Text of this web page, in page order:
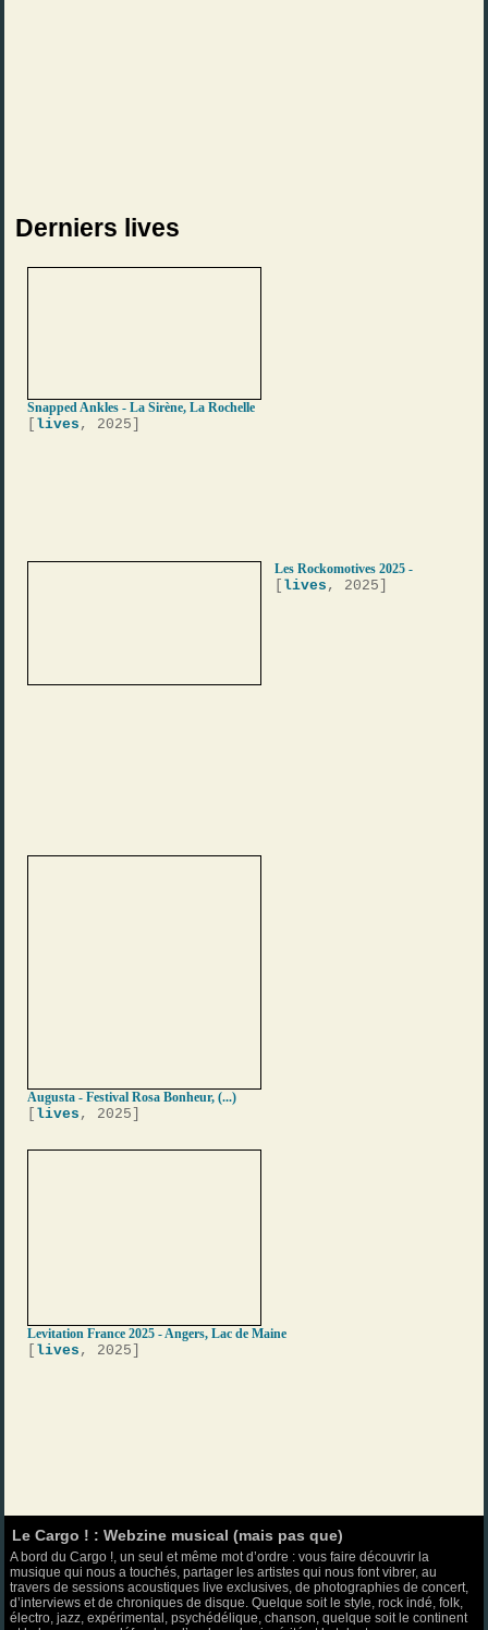
Derniers lives
Snapped Ankles - La Sirène, La Rochelle
lives , 2025]
Les Rockomotives 2025 -
lives , 2025]
Augusta - Festival Rosa Bonheur, (...)
lives , 2025]
Levitation France 2025 - Angers, Lac de Maine
lives , 2025]
Le Cargo ! : Webzine musical (mais pas que)
A bord du Cargo !, un seul et même mot d’ordre : vous faire découvrir la
musique qui nous a touchés, partager les artistes qui nous font vibrer, au
travers de sessions acoustiques live exclusives, de photographies de concert,
d’interviews et de chroniques de disque. Quelque soit le style, rock indé, folk,
électro, jazz, expérimental, psychédélique, chanson, quelque soit le continent